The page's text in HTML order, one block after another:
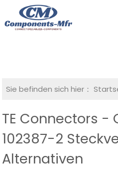
Sie befinden sich hier：
TE Connectors -
102387-2
Alternativen